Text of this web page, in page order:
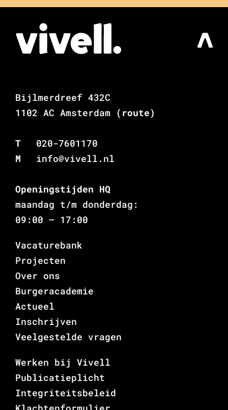
Bijlmerdreef 432C
1102 AC Amsterdam
(route)
T
020-7601170
M
info@vivell.nl
Openingstijden HQ
maandag t/m donderdag:
09:00 – 17:00
Vacaturebank
Projecten
Over ons
Burgeracademie
Actueel
Inschrijven
Veelgestelde vragen
Werken bij Vivell
Publicatieplicht
Integriteitsbeleid